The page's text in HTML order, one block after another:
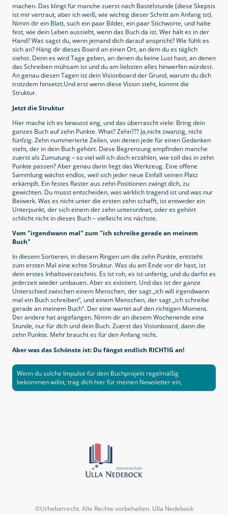
machen. Das klingt für manche zuerst nach Bastelstunde (diese Skepsis
ist mir vertraut, aber ich weiß, wie wichtig dieser Schritt am Anfang ist).
Nimm dir ein Blatt, such ein paar Bilder, ein paar Stichworte, und halte
fest, wie dein Leben aussieht, wenn das Buch da ist. Wer hält es in der
Hand? Was sagst du, wenn jemand dich darauf anspricht? Wie fühlt es
sich an? Häng dir dieses Board an einen Ort, an dem du es täglich
siehst. Denn es wird Tage geben, an denen du keine Lust hast, an denen
das Schreiben mühsam ist und du am liebsten alles hinwerfen würdest.
An genau diesen Tagen ist dein Visionboard der Grund, warum du dich
trotzdem hinsetzt.Und erst wenn diese Vision steht, kommt die
Struktur.
Jetzt die Struktur
Hier mache ich es bewusst eng, und das überrascht viele: Bring dein
ganzes Buch auf zehn Punkte. What? Zehn??? Ja,nicht zwanzig, nicht
fünfzig. Zehn nummerierte Zeilen, von denen jede für einen Gedanken
steht, der in dein Buch gehört. Diese Begrenzung empfinden manche
zuerst als Zumutung – so viel will ich doch erzählen, wie soll das in zehn
Punkte passen? Aber genau darin liegt das Werkzeug. Eine offene
Sammlung wächst endlos, weil sich jeder neue Einfall seinen Platz
erkämpft. Ein festes Raster aus zehn Positionen zwingt dich, zu
gewichten. Du musst entscheiden, was wirklich tragend ist und was nur
Beiwerk. Was es nicht unter die ersten zehn schafft, ist entweder ein
Unterpunkt, der sich einem der zehn unterordnet, oder es gehört
schlicht nicht in dieses Buch – vielleicht ins nächste.
Vom "irgendwann mal" zum "ich schreibe gerade an meinem
Buch"
In diesem Sortieren, in diesem Ringen um die zehn Punkte, entsteht
zum ersten Mal eine echte Struktur. Was du am Ende vor dir hast, ist
dein erstes Inhaltsverzeichnis. Es ist roh, es ist unfertig, und du darfst es
jederzeit wieder umbauen. Aber es existiert. Und das ist der ganze
Unterschied zwischen einem Menschen, der sagt „ich will irgendwann
mal ein Buch schreiben“, und einem Menschen, der sagt „ich schreibe
gerade an meinem Buch“. Der eine wartet auf den richtigen Moment.
Der andere hat angefangen. Nimm dir an diesem Wochenende eine
Stunde, nur für dich und dein Buch. Zuerst das Visionboard, dann die
zehn Punkte. Mehr braucht es für den Anfang nicht.
Aber was das Schönste ist: Du fängst endlich RICHTIG an!
Wenn du solche Impulse für dein Buchprojekt regelmäßig
bekommen willst, trag dich hier für meinen Newsletter ein,
©Urheberrecht. Alle Rechte vorbehalten. Ulla Nedebock